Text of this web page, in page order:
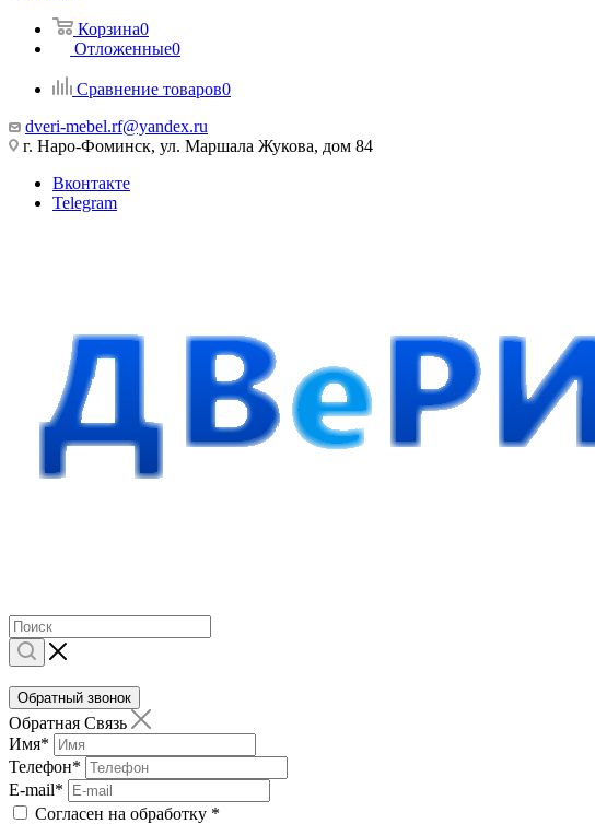
Корзина0
Отложенные0
Сравнение товаров0
dveri-mebel.rf@yandex.ru
г. Наро-Фоминск, ул. Маршала Жукова, дом 84
Вконтакте
Telegram
Обратный звонок
Обратная Связь
Имя*
Телефон*
E-mail*
Согласен на обработку *